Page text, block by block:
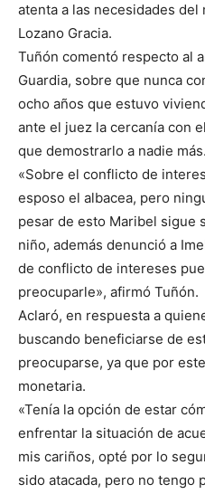
atenta a las necesidades
Lozano Gracia.
Tuñón comentó respecto al
Guardia, sobre que nunca
ocho años que estuvo
ante el juez la cercanía con
que demostrarlo a nadie más.
«Sobre el conflicto de
esposo el albacea, pero
pesar de esto Maribel sigue
niño, además denunció a
de conflicto de intereses
preocuparle», afirmó Tuñón.
Aclaró, en respuesta a
buscando beneficiarse de
preocuparse, ya que por
monetaria.
«Tenía la opción de estar
enfrentar la situación de
mis cariños, opté por lo
sido atacada, pero no tengo